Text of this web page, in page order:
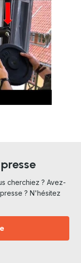
cherchiez ? Avez-
? N'hésitez